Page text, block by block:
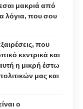
μακριά από
λόγια, που σου
που
κεντρικά και
η μικρή έστω
μας και
ο